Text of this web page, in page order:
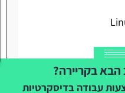
בקריירה?
עבודה בדיסקרטיות